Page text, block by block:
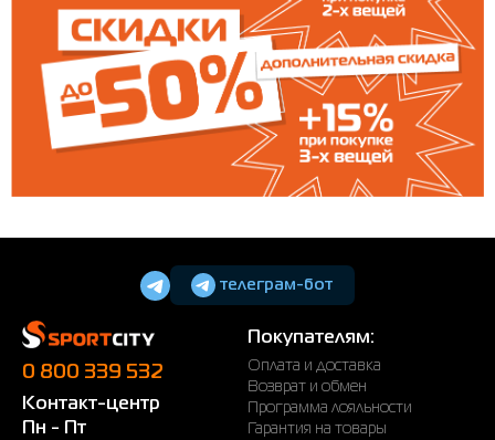
телеграм-бот
0 800 339 532
Контакт-центр
Пн - Пт
Покупателям:
Оплата и доставка
Возврат и обмен
Программа лояльности
Гарантия на товары